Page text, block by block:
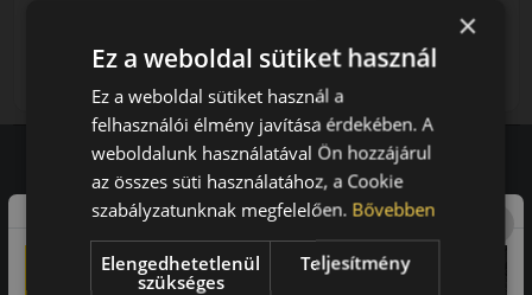
/db
LENDÜLET
db KOSÁRBA
Vásárlói vélemények
97.76%
×
Ez a weboldal sütiket használ
Ez a weboldal sütiket használ a
felhasználói élmény javítása érdekében. A
weboldalunk használatával Ön hozzájárul
az összes süti használatához, a Cookie
szabályzatunknak megfelelően. Bővebben
Elengedhetetlenül
szükséges
Teljesítmény